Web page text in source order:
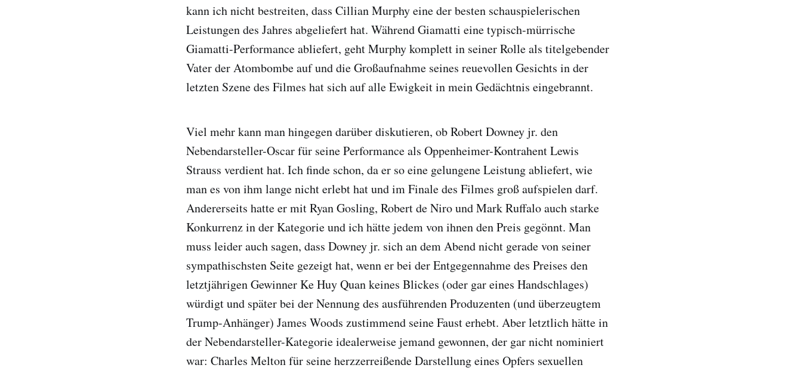
kann ich nicht bestreiten, dass Cillian Murphy eine der besten schauspielerischen
Leistungen des Jahres abgeliefert hat. Während Giamatti eine typisch-mürrische
Giamatti-Performance abliefert, geht Murphy komplett in seiner Rolle als titelgebender
Vater der Atombombe auf und die Großaufnahme seines reuevollen Gesichts in der
letzten Szene des Filmes hat sich auf alle Ewigkeit in mein Gedächtnis eingebrannt.
Viel mehr kann man hingegen darüber diskutieren, ob Robert Downey jr. den
Nebendarsteller-Oscar für seine Performance als Oppenheimer-Kontrahent Lewis
Strauss verdient hat. Ich finde schon, da er so eine gelungene Leistung abliefert, wie
man es von ihm lange nicht erlebt hat und im Finale des Filmes groß aufspielen darf.
Andererseits hatte er mit Ryan Gosling, Robert de Niro und Mark Ruffalo auch starke
Konkurrenz in der Kategorie und ich hätte jedem von ihnen den Preis gegönnt. Man
muss leider auch sagen, dass Downey jr. sich an dem Abend nicht gerade von seiner
sympathischsten Seite gezeigt hat, wenn er bei der Entgegennahme des Preises den
letztjährigen Gewinner Ke Huy Quan keines Blickes (oder gar eines Handschlages)
würdigt und später bei der Nennung des ausführenden Produzenten (und überzeugtem
Trump-Anhänger) James Woods zustimmend seine Faust erhebt. Aber letztlich hätte in
der Nebendarsteller-Kategorie idealerweise jemand gewonnen, der gar nicht nominiert
war: Charles Melton für seine herzzerreißende Darstellung eines Opfers sexuellen